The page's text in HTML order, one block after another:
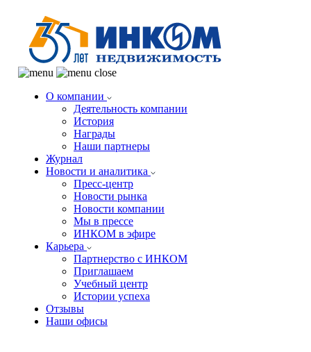
О компании
Деятельность компании
История
Награды
Наши партнеры
Журнал
Новости и аналитика
Пресс-центр
Новости рынка
Новости компании
Мы в прессе
ИНКОМ в эфире
Карьера
Партнерство с ИНКОМ
Приглашаем
Учебный центр
Истории успеха
Отзывы
Наши офисы